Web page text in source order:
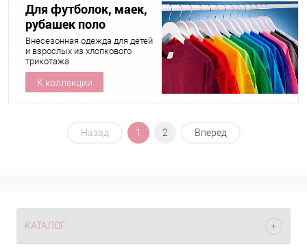
Для футболок, маек,
рубашек поло
Внесезонная одежда для детей
и взрослых из хлопкового
трикотажа
К коллекции
Назад 1 2 Вперед
КАТАЛОГ